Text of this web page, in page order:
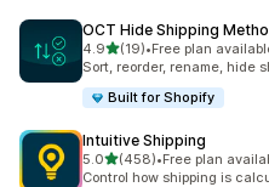
OCT Hide Shipping
4.95つ星中
(19)
合計レビュー数：19件
•Free plan
Sort, reorder, rename, hide
Built for Shopify
Intuitive Shipping
5.05つ星中
(458)
合計レビュー数：458件
•Free plan
Control how shipping is